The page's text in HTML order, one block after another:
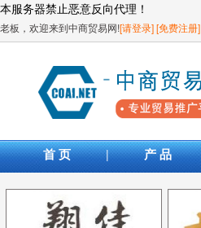
本服务器禁止恶意反向代理！
老板，欢迎来到中商贸易网![请登录][免费注册]
首 页 | 产 品